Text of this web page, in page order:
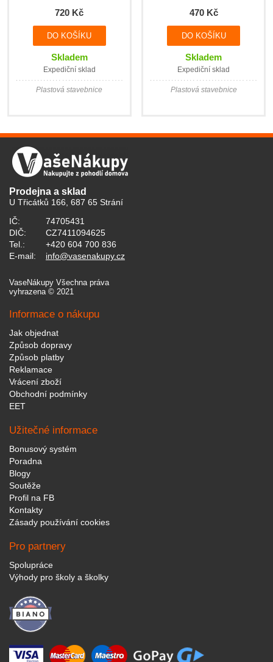
720 Kč
Skladem
Expediční sklad
Plastová stavebnice
470 Kč
Skladem
Expediční sklad
Plastová stavebnice
Prodejna a sklad
U Třicátků 166, 687 65 Strání
IČ:
74705431
DIČ:
CZ7411094625
Tel.:
+420 604 700 836
E-mail:
info@vasenakupy.cz
VaseNákupy Všechna práva
vyhrazena © 2021
Informace o nákupu
Jak objednat
Způsob dopravy
Způsob platby
Reklamace
Vrácení zboží
Obchodní podmínky
EET
Užitečné informace
Bonusový systém
Poradna
Blogy
Soutěže
Profil na FB
Kontakty
Zásady používání cookies
Pro partnery
Spolupráce
Výhody pro školy a školky